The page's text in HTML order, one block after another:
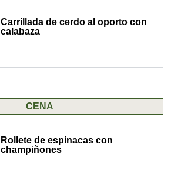
Carrillada de cerdo al oporto con
calabaza
CENA
Rollete de espinacas con
champiñones